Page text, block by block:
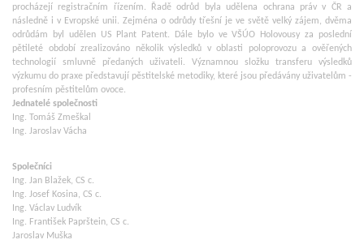
procházejí registračním řízením. Řadě odrůd byla udělena ochrana práv v ČR a
následně i v Evropské unii. Zejména o odrůdy třešní je ve světě velký zájem, dvěma
odrůdám byl udělen US Plant Patent. Dále bylo ve VŠÚO Holovousy za poslední
pětileté období zrealizováno několik výsledků v oblasti poloprovozu a ověřených
technologií smluvně předaných uživateli. Významnou složku transferu výsledků
výzkumu do praxe představují pěstitelské metodiky, které jsou předávány uživatelům -
profesním pěstitelům ovoce.
Jednatelé společnosti
Ing. Tomáš Zmeškal
Ing. Jaroslav Vácha
Společníci
Ing. Jan Blažek, CS c.
Ing. Josef Kosina, CS c.
Ing. Václav Ludvík
Ing. František Paprštein, CS c.
Jaroslav Muška